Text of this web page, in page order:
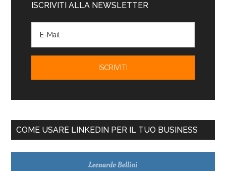
ISCRIVITI ALLA NEWSLETTER
COME USARE LINKEDIN PER IL TUO BUSINESS